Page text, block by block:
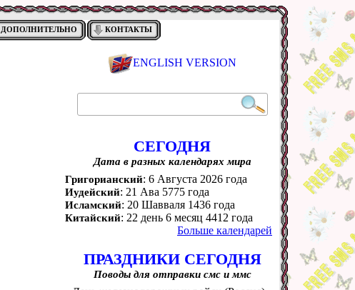
ДОПОЛНИТЕЛЬНО КОНТАКТЫ
ENGLISH VERSION
СЕГОДНЯ
Дата в разных календарях мира
Григорианский: 6 Августа 2026 года
Иудейский: 21 Ава 5775 года
Исламский: 20 Шавваля 1436 года
Китайский: 22 день 6 месяц 4412 года
Больше календарей
ПРАЗДНИКИ СЕГОДНЯ
Поводы для отправки смс и ммс